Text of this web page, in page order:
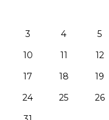
3
4 5
10
11 12
17
18 19
24
25 26